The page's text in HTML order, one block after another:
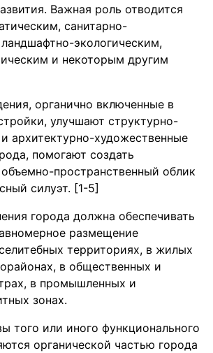
Важная роль отводится
санитарно-
экологическим,
и некоторым другим
органично включенные в
улучшают структурно-
архитектурно-художественные
помогают создать
пространственный облик
силуэт. [1-5]
города должна обеспечивать
размещение
территориях, в жилых
в общественных и
в промышленных и
зонах.
того или иного функционального
органической частью города